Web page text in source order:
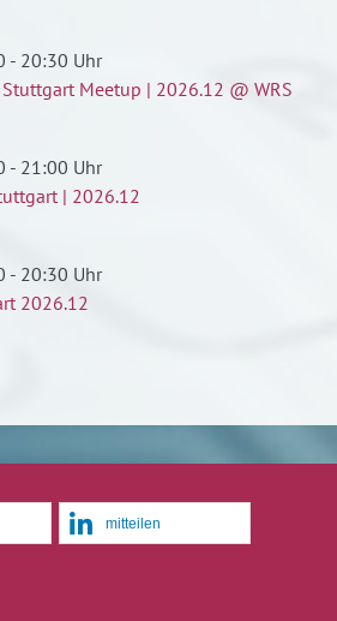
- 20:30 Uhr
Stuttgart Meetup | 2026.12 @ WRS
- 21:00 Uhr
| 2026.12
- 20:30 Uhr
2026.12
mitteilen